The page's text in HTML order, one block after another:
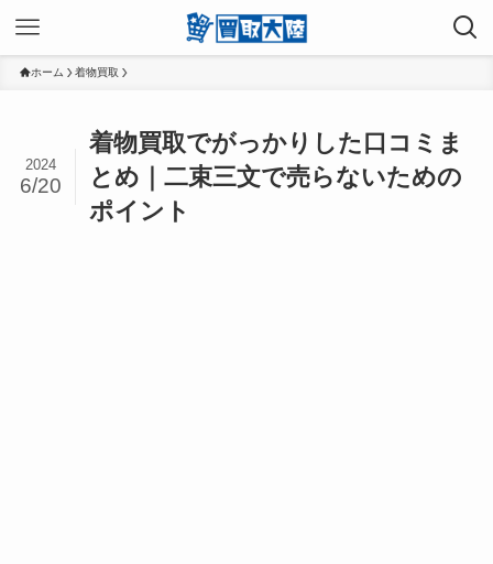
ホーム 着物買取
着物買取でがっかりした口コミま
とめ｜二束三文で売らないための
ポイント
2024
6/20